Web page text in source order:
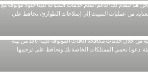
هنا لنقدم لك الدعم! تقدم خدمات السباكة لدينا حلولًا موثوقة مع
من عمليات التثبيت إلى إصلاحات الطوارئ، نحافظ على
خلال خدمات مكافحة الآفات الموثوقة لدينا! تأكد من بيئة
دعونا نحمي الممتلكات الخاصة بك ونحافظ على ترحيبها